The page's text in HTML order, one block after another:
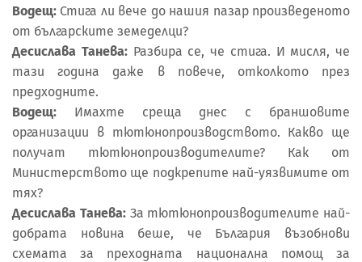
Водещ: Стига ли вече до нашия пазар произведеното
от българските земеделци?
Десислава Танева:Разбира се, че стига. И мисля, че
тази година даже в повече, отколкото през
предходните.
Водещ: Имахте среща днес с браншовите
организации в тютюнопроизводството. Какво ще
получат тютюнопроизводителите? Как от
Министерството ще подкрепите най-уязвимите от
тях?
Десислава Танева:За тютюнопроизводителите най-
добрата новина беше, че България възобнови
схемата за преходната национална помощ за